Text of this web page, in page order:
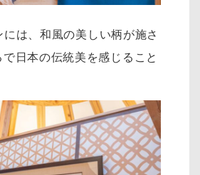
は、和風の美しい柄が施さ
日本の伝統美を感じること